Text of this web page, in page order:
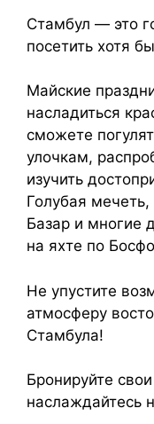
Стамбул — это
посетить хотя
Майские
насладиться
сможете
улочкам,
изучить
Голубая
Базар и многие
на яхте по
Не упустите
атмосферу
Стамбула!
Бронируйте
наслаждайтесь